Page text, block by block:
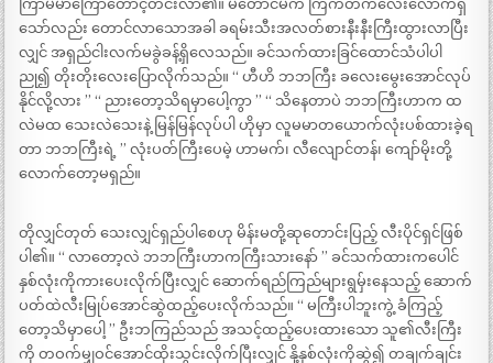
ကြာမီမာကြောတောင့်တင်းလာ၏။ မတောင်မီက ကြက်တက်လေးလောက်ရှိ
သော်လည်း တောင်လာသောအခါ ခရမ်းသီးအလတ်စားနီးနီးကြီးထွားလာပြီး
လျှင် အရှည်ငါးလက်မခွဲခန့်ရှိလေသည်။ ခင်သက်ထားခြင်ထောင်သံပါပါ
ညု၍ တိုးတိုးလေးပြောလိုက်သည်။ ‘‘ ဟီဟိ ဘဘကြီး ခလေးမွေးအောင်လုပ်
နိုင်လို့လား ’’ ‘‘ ညားတော့သိရမှာပေါ့ကွာ ’’ ‘‘ သိနေတာပဲ ဘဘကြီးဟာက ထ
လဲမထ သေးလဲသေးနဲ့ မြန်မြန်လုပ်ပါ ဟိုမှာ လူမမာတယောက်လုံးပစ်ထားခဲ့ရ
တာ ဘဘကြီးရဲ့ ’’ လုံးပတ်ကြီးပေမဲ့ ဟာမက်၊ လီလျောင်တန်၊ ကျော်မိုးတို့
လောက်တော့မရှည်။
တိုလျှင်တုတ် သေးလျှင်ရှည်ပါစေဟု မိန်းမတို့ဆုတောင်းပြည့် လီးပိုင်ရှင်ဖြစ်
ပါ၏။ ‘‘ လာတော့လဲ ဘဘကြီးဟာကကြီးသားနော် ’’ ခင်သက်ထားကပေါင်
နှစ်လုံးကိုကားပေးလိုက်ပြီးလျှင် ဆောက်ရည်ကြည်များရွမှ်းနေသည့် ဆောက်
ပတ်ထဲလီးမြုပ်အောင်ဆွဲထည့်ပေးလိုက်သည်။ ‘‘ မကြီးပါဘူးကွဲ့ ခံကြည့်
တော့သိမှာပေါ့ ’’ ဦးဘကြည်သည် အသင့်ထည့်ပေးထားသော သူ၏လီးကြီး
ကို တဝက်မျှဝင်အောင်ထိုးသွင်းလိုက်ပြီးလျှင် နို့နှစ်လုံးကိုဆွဲ၍ တချက်ချင်း